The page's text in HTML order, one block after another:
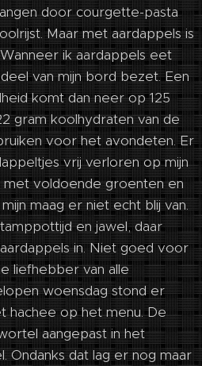
door courgette-pasta
Maar met aardappels is
ik aardappels eet
van mijn bord bezet. Een
komt dan neer op 125
gram koolhydraten van de
voor het avondeten. Er
vrij verloren op mijn
met voldoende groenten en
maag er niet echt blij van.
en jawel, daar
in. Niet goed voor
liefhebber van alle
woensdag stond er
op het menu. De
aangepast in het
Ondanks dat lag er nog maar